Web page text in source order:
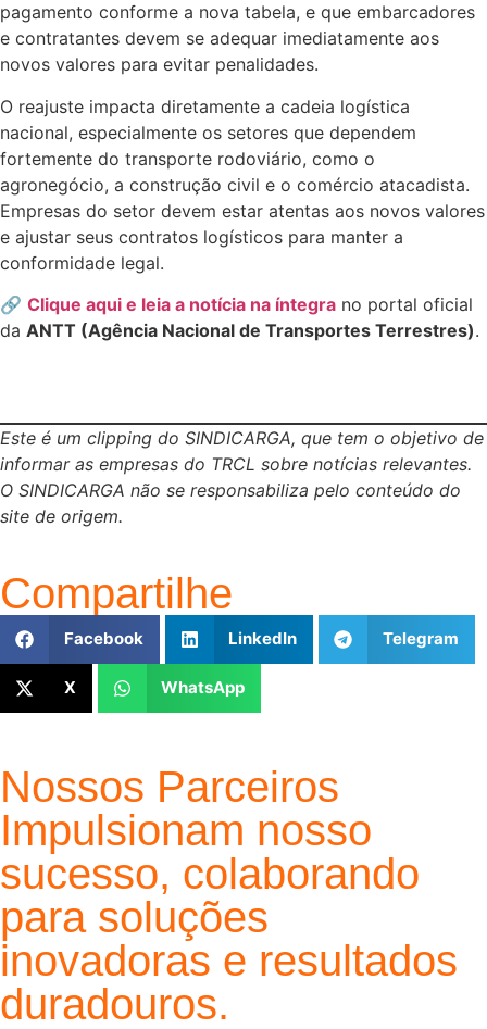
pagamento conforme a nova tabela, e que embarcadores
e contratantes devem se adequar imediatamente aos
novos valores para evitar penalidades.
O reajuste impacta diretamente a cadeia logística
nacional, especialmente os setores que dependem
fortemente do transporte rodoviário, como o
agronegócio, a construção civil e o comércio atacadista.
Empresas do setor devem estar atentas aos novos valores
e ajustar seus contratos logísticos para manter a
conformidade legal.
🔗 Clique aqui e leia a notícia na íntegra no portal oficial
da ANTT (Agência Nacional de Transportes Terrestres).
Este é um clipping do SINDICARGA, que tem o objetivo de
informar as empresas do TRCL sobre notícias relevantes.
O SINDICARGA não se responsabiliza pelo conteúdo do
site de origem.
Compartilhe
Facebook LinkedIn Telegram
X WhatsApp
Nossos Parceiros
Impulsionam nosso
sucesso, colaborando
para soluções
inovadoras e resultados
duradouros.